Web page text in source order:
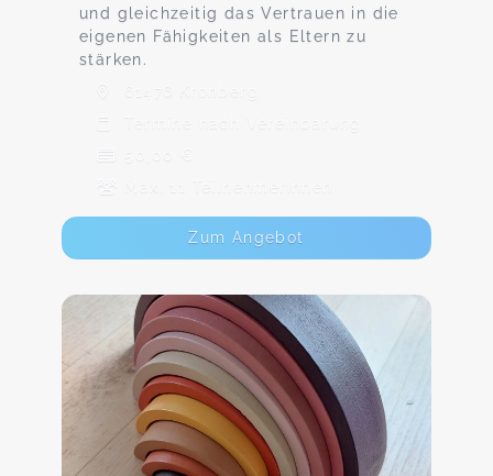
und gleichzeitig das Vertrauen in die
eigenen Fähigkeiten als Eltern zu
stärken.
61476 Kronberg
Termine nach Vereinbarung
50,00 €
Max. 11 TeilnehmerInnen
Zum Angebot